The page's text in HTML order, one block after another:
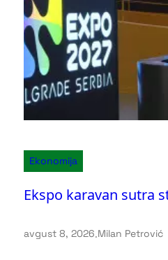
Ekonomija
Ekspo karavan sutra
avgust 8, 2026.Milan Petrović